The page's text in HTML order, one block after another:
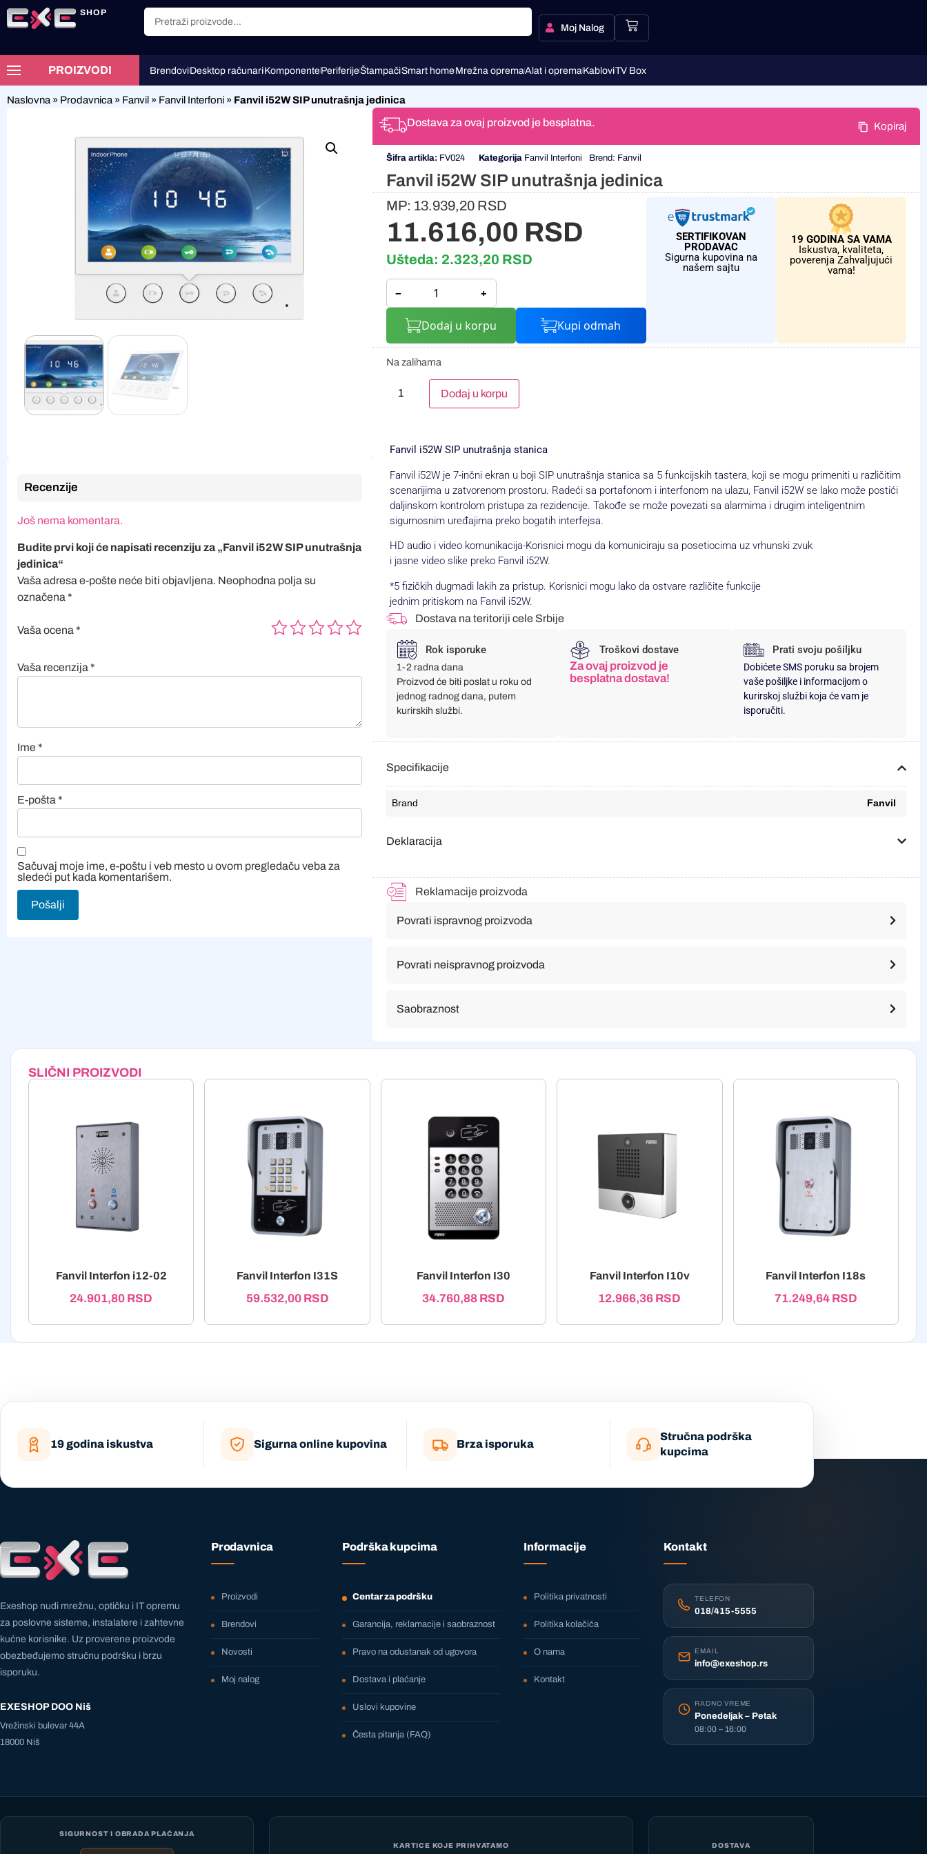
SHOP
Moj Nalog
PROIZVODI BrendoviDesktop računariKomponentePeriferijeŠtampačiSmart homeMrežna opremaAlat i opremaKabloviTV Box
Naslovna » Prodavnica » Fanvil » Fanvil Interfoni » Fanvil i52W SIP unutrašnja jedinica
Recenzije
Još nema komentara.
Budite prvi koji će napisati recenziju za „Fanvil i52W SIP unutrašnja
jedinica“
Vaša adresa e-pošte neće biti objavljena. Neophodna polja su
označena *
Vaša ocena *
Vaša recenzija *
Ime*
E-pošta *
Sačuvaj moje ime, e-poštu i veb mesto u ovom pregledaču veba za
sledeći put kada komentarišem.
Dostava za ovaj proizvod je besplatna. Kopiraj
Šifra artikla: FV024 Kategorija Fanvil Interfoni Brend: Fanvil
Fanvil i52W SIP unutrašnja jedinica
MP: 13.939,20 RSD
11.616,00 RSD
Ušteda: 2.323,20 RSD
− +
Dodaj u korpu Kupi odmah
SERTIFIKOVAN
PRODAVAC
Sigurna kupovina na
našem sajtu
19 GODINA SA VAMA
Iskustva, kvaliteta,
poverenja Zahvaljujući
vama!
Na zalihama
Dodaj u korpu
Fanvil i52W SIP unutrašnja stanica
Fanvil i52W je 7-inčni ekran u boji SIP unutrašnja stanica sa 5 funkcijskih tastera, koji se mogu primeniti u različitim
scenarijima u zatvorenom prostoru. Radeći sa portafonom i interfonom na ulazu, Fanvil i52W se lako može postići
daljinskom kontrolom pristupa za rezidencije. Takođe se može povezati sa alarmima i drugim inteligentnim
sigurnosnim uređajima preko bogatih interfejsa.
HD audio i video komunikacija-Korisnici mogu da komuniciraju sa posetiocima uz vrhunski zvuk
i jasne video slike preko Fanvil i52W.
*5 fizičkih dugmadi lakih za pristup. Korisnici mogu lako da ostvare različite funkcije
jednim pritiskom na Fanvil i52W.
Dostava na teritoriji cele Srbije
Rok isporuke
1-2 radna dana
Proizvod će biti poslat u roku od
jednog radnog dana, putem
kurirskih službi.
Troškovi dostave
Za ovaj proizvod je
besplatna dostava!
Prati svoju pošiljku
Dobićete SMS poruku sa brojem
vaše pošiljke i informacijom o
kurirskoj službi koja će vam je
isporučiti.
Specifikacije
Brand Fanvil
Deklaracija
Reklamacije proizvoda
Povrati ispravnog proizvoda
Povrati neispravnog proizvoda
Saobraznost
SLIČNI PROIZVODI
Fanvil Interfon i12-02
24.901,80 RSD
Fanvil Interfon I31S
59.532,00 RSD
Fanvil Interfon I30
34.760,88 RSD
Fanvil Interfon I10v
12.966,36 RSD
Fanvil Interfon I18s
71.249,64 RSD
19 godina iskustva Sigurna online kupovina Brza isporuka
Stručna podrška
kupcima
Exeshop nudi mrežnu, optičku i IT opremu
za poslovne sisteme, instalatere i zahtevne
kućne korisnike. Uz proverene proizvode
obezbeđujemo stručnu podršku i brzu
isporuku.
EXESHOP DOO Niš
Vrežinski bulevar 44A
18000 Niš
Prodavnica
Proizvodi
Brendovi
Novosti
Moj nalog
Podrška kupcima
Centar za podršku
Garancija, reklamacije i saobraznost
Pravo na odustanak od ugovora
Dostava i plaćanje
Uslovi kupovine
Česta pitanja (FAQ)
Informacije
Politika privatnosti
Politika kolačića
O nama
Kontakt
Kontakt
TELEFON
018/415-5555
EMAIL
info@exeshop.rs
RADNO VREME
Ponedeljak – Petak
08:00 – 16:00
SIGURNOST I OBRADA PLAĆANJA
KARTICE KOJE PRIHVATAMO
DOSTAVA